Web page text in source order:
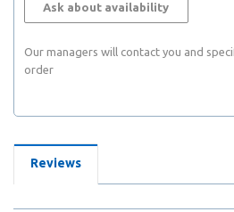
Ask about availability
Our managers will contact you and
order
Reviews